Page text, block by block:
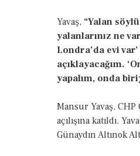
Yavaş, “Yalan
yalanlarınız ne
Londra’da evi
açıklayacağım.
yapalım, onda
Mansur Yavaş,
açılışına katıldı.
Günaydın Altınok